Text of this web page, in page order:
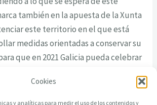
Cookies
y analíticas para medir el uso de los contenidos y
también en la apuesta de la Xunta
este territorio en el que está
medidas orientadas a conservar su
que en 2021 Galicia pueda celebrar